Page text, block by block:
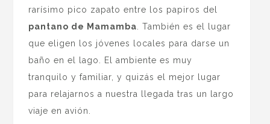
rarísimo pico zapato entre los papiros del
pantano de Mamamba . También es el lugar
que eligen los jóvenes locales para darse un
baño en el lago. El ambiente es muy
tranquilo y familiar, y quizás el mejor lugar
para relajarnos a nuestra llegada tras un largo
viaje en avión.